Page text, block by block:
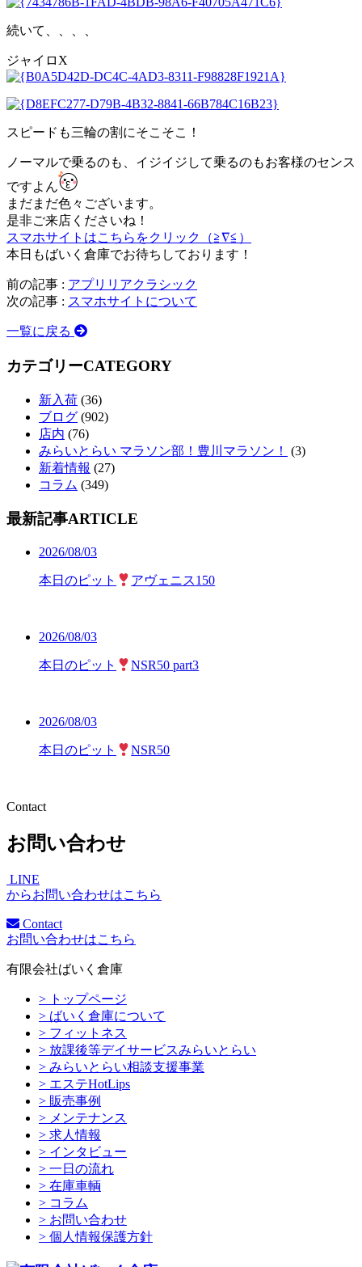
続いて、、、、
ジャイロX
スピードも三輪の割にそこそこ！
ノーマルで乗るのも、イジイジして乗るのもお客様のセンス
ですよん
まだまだ色々ございます。
是非ご来店くださいね！
スマホサイトはこちらをクリック（≧∇≦）
本日もばいく倉庫でお待ちしております！
前の記事 : アプリリアクラシック
次の記事 : スマホサイトについて
一覧に戻る
カテゴリーCATEGORY
新入荷 (36)
ブログ (902)
店内 (76)
みらいとらい マラソン部！豊川マラソン！
(3)
新着情報 (27)
コラム (349)
最新記事ARTICLE
2026/08/03
本日のピット アヴェニス150
2026/08/03
本日のピット NSR50 part3
2026/08/03
本日のピット NSR50
Contact
お問い合わせ
LINE
からお問い合わせはこちら
Contact
お問い合わせはこちら
有限会社ばいく倉庫
> トップページ
> ばいく倉庫について
> フィットネス
> 放課後等デイサービスみらいとらい
> みらいとらい相談支援事業
> エステHotLips
> 販売事例
> メンテナンス
> 求人情報
> インタビュー
> 一日の流れ
> 在庫車輌
> コラム
> お問い合わせ
> 個人情報保護方針